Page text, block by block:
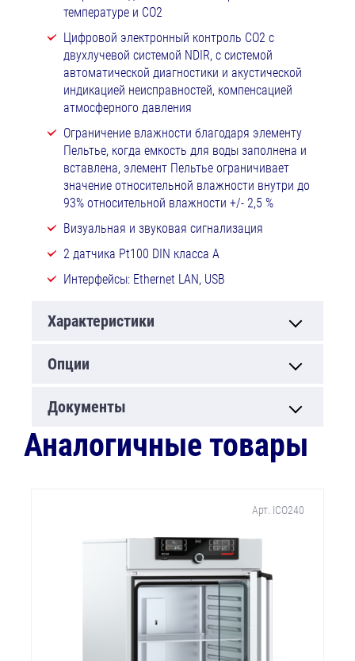
температуре и CO2
Цифровой электронный контроль CO2 с
двухлучевой системой NDIR, с системой
автоматической диагностики и акустической
индикацией неисправностей, компенсацией
атмосферного давления
Ограничение влажности благодаря элементу
Пельтье, когда емкость для воды заполнена и
вставлена, элемент Пельтье ограничивает
значение относительной влажности внутри до
93% относительной влажности +/- 2,5 %
Визуальная и звуковая сигнализация
2 датчика Pt100 DIN класса A
Интерфейсы: Ethernet LAN, USB
Характеристики
Опции
Документы
Аналогичные товары
Арт. ICO240